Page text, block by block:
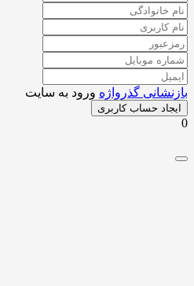
گذرواژه ورود به سایت
حساب کاربری